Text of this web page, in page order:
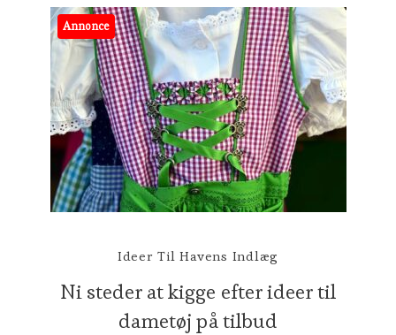
Annonce
Ideer Til Havens Indlæg
Ni steder at kigge efter ideer til
dametøj på tilbud